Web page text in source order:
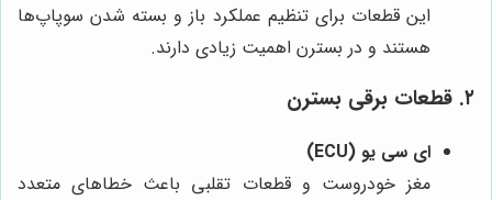
این قطعات برای تنظیم عملکرد باز و بسته شدن سوپاپ‌ها
هستند و در بسترن اهمیت زیادی دارند.
۲. قطعات برقی بسترن
ای سی یو (ECU)
مغز خودروست و قطعات تقلبی باعث خطاهای متعدد